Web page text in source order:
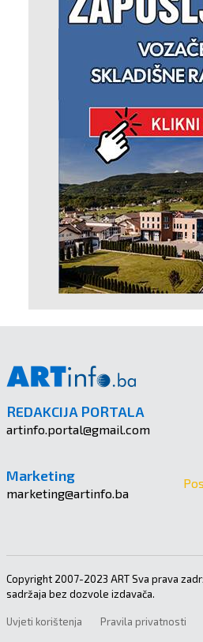
REDAKCIJA PORTALA
artinfo.portal@gmail.com
Marketing
marketing@artinfo.ba
Copyright 2007-2023 ART Sva prava
sadržaja bez dozvole izdavača.
Uvjeti korištenja Pravila privatnosti